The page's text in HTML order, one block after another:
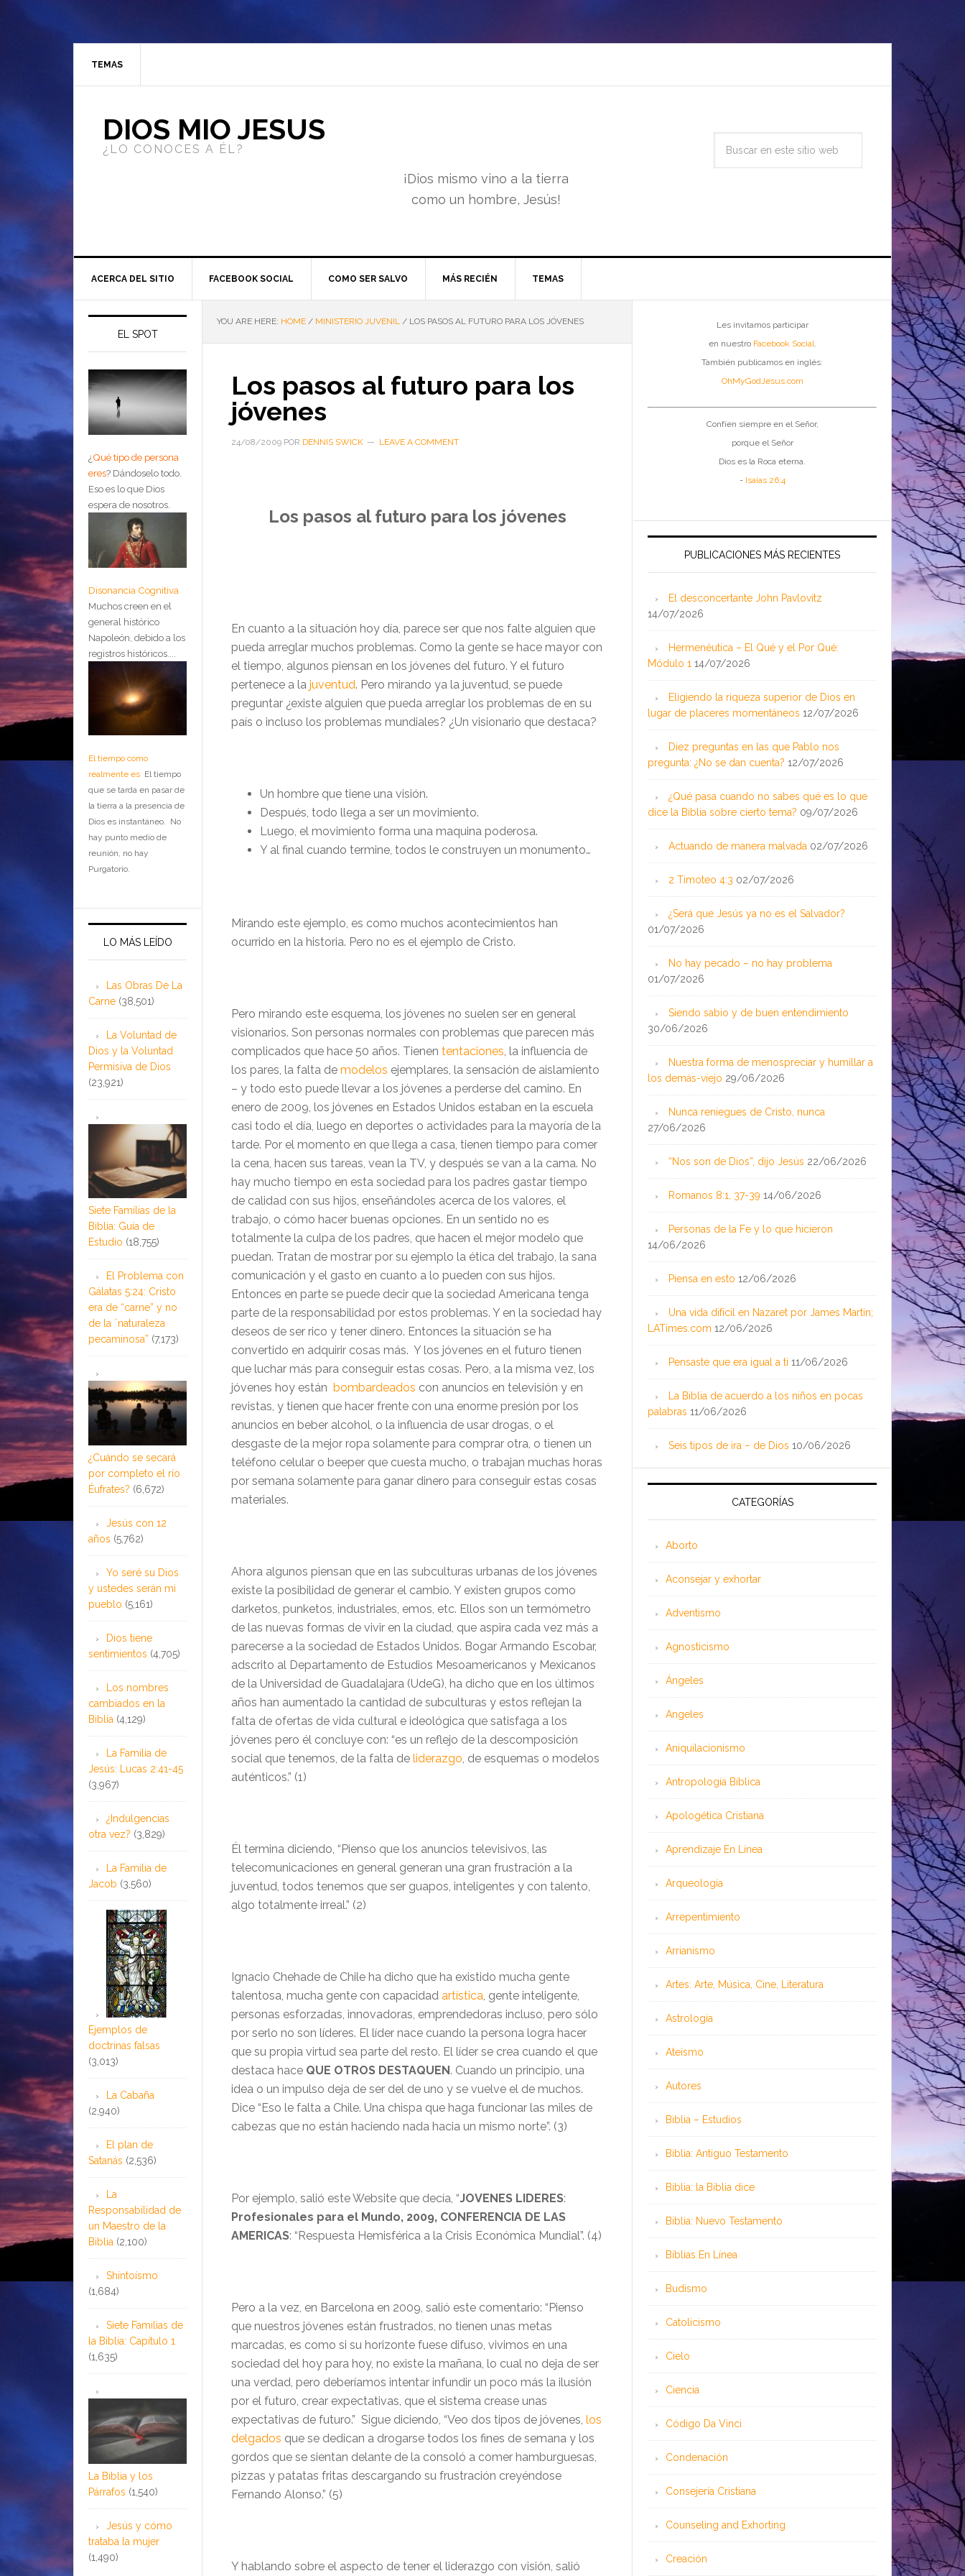
TEMAS
DIOS MIO JESUS
¿LO CONOCES A ÉL?
¡Dios mismo vino a la tierra
como un hombre, Jesús!
ACERCA DEL SITIO FACEBOOK SOCIAL COMO SER SALVO MÁS RECIÉN TEMAS
YOU ARE HERE: HOME / MINISTERIO JUVENIL / LOS PASOS AL FUTURO PARA LOS JÓVENES
Los pasos al futuro para los
jóvenes
24/08/2009 POR DENNIS SWICK LEAVE A COMMENT
Los pasos al futuro para los jóvenes
En cuanto a la situación hoy día, parece ser que nos falte alguien que
pueda arreglar muchos problemas. Como la gente se hace mayor con
el tiempo, algunos piensan en los jóvenes del futuro. Y el futuro
pertenece a la juventud. Pero mirando ya la juventud, se puede
preguntar ¿existe alguien que pueda arreglar los problemas de en su
país o incluso los problemas mundiales? ¿Un visionario que destaca?
Un hombre que tiene una visión.
Después, todo llega a ser un movimiento.
Luego, el movimiento forma una maquina poderosa.
Y al final cuando termine, todos le construyen un monumento…
Mirando este ejemplo, es como muchos acontecimientos han
ocurrido en la historia. Pero no es el ejemplo de Cristo.
Pero mirando este esquema, los jóvenes no suelen ser en general
visionarios. Son personas normales con problemas que parecen más
complicados que hace 50 años. Tienen tentaciones, la influencia de
los pares, la falta de modelos ejemplares, la sensación de aislamiento
– y todo esto puede llevar a los jóvenes a perderse del camino. En
enero de 2009, los jóvenes en Estados Unidos estaban en la escuela
casi todo el día, luego en deportes o actividades para la mayoría de la
tarde. Por el momento en que llega a casa, tienen tiempo para comer
la cena, hacen sus tareas, vean la TV, y después se van a la cama. No
hay mucho tiempo en esta sociedad para los padres gastar tiempo
de calidad con sus hijos, enseñándoles acerca de los valores, el
trabajo, o cómo hacer buenas opciones. En un sentido no es
totalmente la culpa de los padres, que hacen el mejor modelo que
puedan. Tratan de mostrar por su ejemplo la ética del trabajo, la sana
comunicación y el gasto en cuanto a lo pueden con sus hijos.
Entonces en parte se puede decir que la sociedad Americana tenga
parte de la responsabilidad por estos problemas. Y en la sociedad hay
deseos de ser rico y tener dinero. Entonces la situación se ha
convertido en adquirir cosas más. Y los jóvenes en el futuro tienen
que luchar más para conseguir estas cosas. Pero, a la misma vez, los
jóvenes hoy están bombardeados con anuncios en televisión y en
revistas, y tienen que hacer frente con una enorme presión por los
anuncios en beber alcohol, o la influencia de usar drogas, o el
desgaste de la mejor ropa solamente para comprar otra, o tienen un
teléfono celular o beeper que cuesta mucho, o trabajan muchas horas
por semana solamente para ganar dinero para conseguir estas cosas
materiales.
Ahora algunos piensan que en las subculturas urbanas de los jóvenes
existe la posibilidad de generar el cambio. Y existen grupos como
darketos, punketos, industriales, emos, etc. Ellos son un termómetro
de las nuevas formas de vivir en la ciudad, que aspira cada vez más a
parecerse a la sociedad de Estados Unidos. Bogar Armando Escobar,
adscrito al Departamento de Estudios Mesoamericanos y Mexicanos
de la Universidad de Guadalajara (UdeG), ha dicho que en los últimos
años han aumentado la cantidad de subculturas y estos reflejan la
falta de ofertas de vida cultural e ideológica que satisfaga a los
jóvenes pero él concluye con: “es un reflejo de la descomposición
social que tenemos, de la falta de liderazgo, de esquemas o modelos
auténticos.” (1)
Él termina diciendo, “Pienso que los anuncios televisivos, las
telecomunicaciones en general generan una gran frustración a la
juventud, todos tenemos que ser guapos, inteligentes y con talento,
algo totalmente irreal.” (2)
Ignacio Chehade de Chile ha dicho que ha existido mucha gente
talentosa, mucha gente con capacidad artística, gente inteligente,
personas esforzadas, innovadoras, emprendedoras incluso, pero sólo
por serlo no son líderes. El líder nace cuando la persona logra hacer
que su propia virtud sea parte del resto. El líder se crea cuando el que
destaca hace QUE OTROS DESTAQUEN. Cuando un principio, una
idea o un impulso deja de ser del de uno y se vuelve el de muchos.
Dice “Eso le falta a Chile. Una chispa que haga funcionar las miles de
cabezas que no están haciendo nada hacia un mismo norte”. (3)
Por ejemplo, salió este Website que decía, “JOVENES LIDERES:
Profesionales para el Mundo, 2009, CONFERENCIA DE LAS
AMERICAS: “Respuesta Hemisférica a la Crisis Económica Mundial”. (4)
Pero a la vez, en Barcelona en 2009, salió este comentario: “Pienso
que nuestros jóvenes están frustrados, no tienen unas metas
marcadas, es como si su horizonte fuese difuso, vivimos en una
sociedad del hoy para hoy, no existe la mañana, lo cual no deja de ser
una verdad, pero deberíamos intentar infundir un poco más la ilusión
por el futuro, crear expectativas, que el sistema crease unas
expectativas de futuro.” Sigue diciendo, “Veo dos tipos de jóvenes, los
delgados que se dedican a drogarse todos los fines de semana y los
gordos que se sientan delante de la consoló a comer hamburguesas,
pizzas y patatas fritas descargando su frustración creyéndose
Fernando Alonso.” (5)
Y hablando sobre el aspecto de tener el liderazgo con visión, salió
Les invitamos participar
en nuestro Facebook Social.
También publicamos en inglés:
OhMyGodJesus.com
Confíen siempre en el Señor,
porque el Señor
Dios es la Roca eterna.
- Isaías 26:4
PUBLICACIONES MÁS RECIENTES
El desconcertante John Pavlovitz
14/07/2026
Hermenéutica – El Qué y el Por Qué:
Módulo 1 14/07/2026
Eligiendo la riqueza superior de Dios en
lugar de placeres momentáneos 12/07/2026
Diez preguntas en las que Pablo nos
pregunta: ¿No se dan cuenta? 12/07/2026
¿Qué pasa cuando no sabes qué es lo que
dice la Biblia sobre cierto tema? 09/07/2026
Actuando de manera malvada 02/07/2026
2 Timoteo 4:3 02/07/2026
¿Será que Jesús ya no es el Salvador?
01/07/2026
No hay pecado – no hay problema
01/07/2026
Siendo sabio y de buen entendimiento
30/06/2026
Nuestra forma de menospreciar y humillar a
los demás-viejo 29/06/2026
Nunca reniegues de Cristo, nunca
27/06/2026
“Nos son de Dios”, dijo Jesús 22/06/2026
Romanos 8:1, 37-39 14/06/2026
Personas de la Fe y lo que hicieron
14/06/2026
Piensa en esto 12/06/2026
Una vida difícil en Nazaret por James Martin;
LATimes.com 12/06/2026
Pensaste que era igual a ti 11/06/2026
La Biblia de acuerdo a los niños en pocas
palabras 11/06/2026
Seis tipos de ira – de Dios 10/06/2026
CATEGORÍAS
Aborto
Aconsejar y exhortar
Adventismo
Agnosticismo
Ángeles
Angeles
Aniquilacionismo
Antropología Bíblica
Apologética Cristiana
Aprendizaje En Línea
Arqueología
Arrepentimiento
Arrianismo
Artes: Arte, Música, Cine, Literatura
Astrología
Ateísmo
Autores
Biblia – Estudios
Biblia: Antiguo Testamento
Biblia: la Biblia dice
Biblia: Nuevo Testamento
Bíblias En Línea
Budismo
Catolicismo
Cielo
Ciencia
Código Da Vinci
Condenación
Consejería Cristiana
Counseling and Exhorting
Creación
EL SPOT
¿Qué tipo de persona
eres? Dándoselo todo.
Eso es lo que Dios
espera de nosotros.
Disonancia Cognitiva
Muchos creen en el
general histórico
Napoleón, debido a los
registros históricos....
El tiempo como
realmente es El tiempo
que se tarda en pasar de
la tierra a la presencia de
Dios es instantáneo. No
hay punto medio de
reunión, no hay
Purgatorio.
LO MÁS LEÍDO
Las Obras De La
Carne (38,501)
La Voluntad de
Dios y la Voluntad
Permisiva de Dios
(23,921)
Siete Familias de la
Biblia: Guía de
Estudio (18,755)
El Problema con
Gálatas 5:24: Cristo
era de “carne” y no
de la ¨naturaleza
pecaminosa” (7,173)
¿Cuándo se secará
por completo el río
Éufrates? (6,672)
Jesús con 12
años (5,762)
Yo seré su Dios
y ustedes serán mi
pueblo (5,161)
Dios tiene
sentimientos (4,705)
Los nombres
cambiados en la
Biblia (4,129)
La Familia de
Jesús: Lucas 2:41-45
(3,967)
¿Indulgencias
otra vez? (3,829)
La Familia de
Jacob (3,560)
Ejemplos de
doctrinas falsas
(3,013)
La Cabaña
(2,940)
El plan de
Satanás (2,536)
La
Responsabilidad de
un Maestro de la
Biblia (2,100)
Shintoísmo
(1,684)
Siete Familias de
la Biblia: Capítulo 1
(1,635)
La Biblia y los
Párrafos (1,540)
Jesús y cómo
trataba la mujer
(1,490)